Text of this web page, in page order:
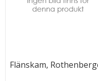
Flänskam,